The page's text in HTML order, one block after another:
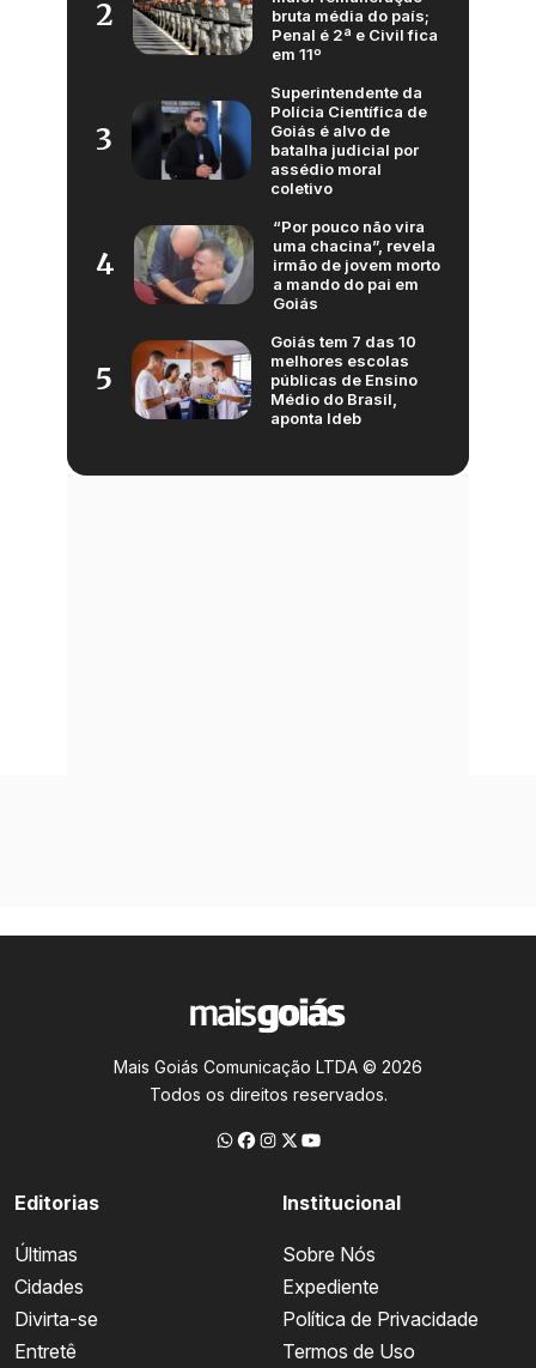
2
bruta média do país;
Penal é 2ª e Civil fica
em 11º
3
Superintendente da
Polícia Científica de
Goiás é alvo de
batalha judicial por
assédio moral
coletivo
4
“Por pouco não vira
uma chacina”, revela
irmão de jovem morto
a mando do pai em
Goiás
5
Goiás tem 7 das 10
melhores escolas
públicas de Ensino
Médio do Brasil,
aponta Ideb
Mais Goiás Comunicação LTDA © 2026
Todos os direitos reservados.
Editorias
Últimas
Cidades
Divirta-se
Entretê
Institucional
Sobre Nós
Expediente
Política de Privacidade
Termos de Uso